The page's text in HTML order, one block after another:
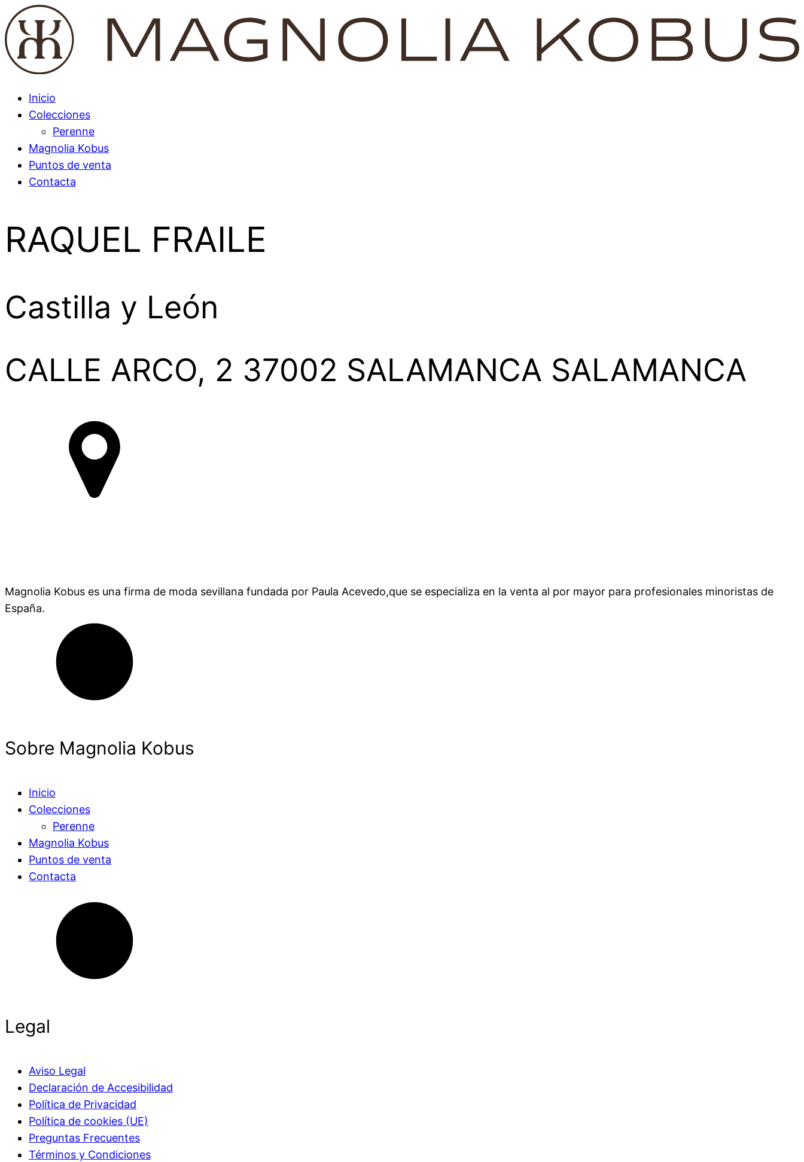
Inicio
Colecciones
Perenne
Magnolia Kobus
Puntos de venta
Contacta
RAQUEL FRAILE
Castilla y León
CALLE ARCO, 2 37002 SALAMANCA SALAMANCA
Magnolia Kobus es una firma de moda sevillana fundada por Paula Acevedo,que se especializa en la venta al por mayor para profesionales minoristas de
España.
Sobre Magnolia Kobus
Inicio
Colecciones
Perenne
Magnolia Kobus
Puntos de venta
Contacta
Legal
Aviso Legal
Declaración de Accesibilidad
Política de Privacidad
Política de cookies (UE)
Preguntas Frecuentes
Términos y Condiciones